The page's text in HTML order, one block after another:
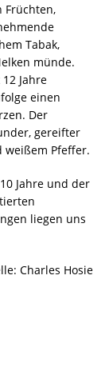
Früchten,
Tabak,
münde.
Jahre
einen
Der
gereifter
weißem Pfeffer.
Jahre und der
liegen uns
Charles Hosie